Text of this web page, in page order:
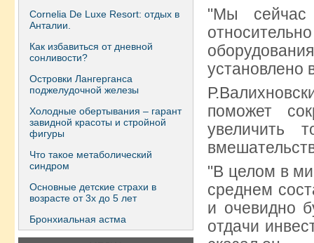
Сornelia De Luxe Resort: отдых в
Анталии.
Как избавиться от дневной
сонливости?
Островки Лангерганса
поджелудочной железы
Холодные обертывания – гарант
завидной красоты и стройной
фигуры
Что такое метаболический
синдром
Основные детские страхи в
возрасте от 3х до 5 лет
Бронхиальная астма
"Мы сейчас
установлено
поможет
увеличить
"В целом в
среднем
и очевидно
отдачи